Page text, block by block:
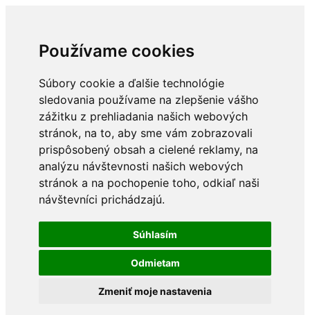
Používame cookies
Súbory cookie a ďalšie technológie
sledovania používame na zlepšenie vášho
zážitku z prehliadania našich webových
stránok, na to, aby sme vám zobrazovali
prispôsobený obsah a cielené reklamy, na
analýzu návštevnosti našich webových
stránok a na pochopenie toho, odkiaľ naši
návštevníci prichádzajú.
Súhlasím
Odmietam
Zmeniť moje nastavenia